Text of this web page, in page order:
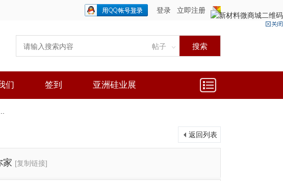
登录
立即注册
帖子 搜索
们 签到 亚洲硅业展
返回列表
家 [复制链接]